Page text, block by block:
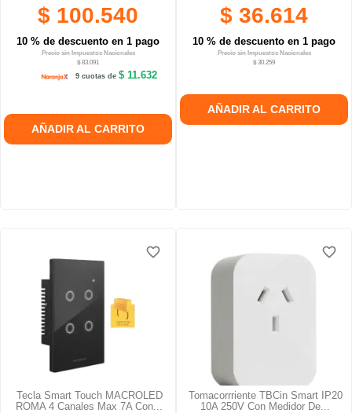
$ 100.540
10 % de descuento en 1 pago
Precio sin Impuestos Nacionales
$ 83.091
9 cuotas de $ 11.632
AÑADIR AL CARRITO
$ 36.614
10 % de descuento en 1 pago
Precio sin Impuestos Nacionales
$ 30.259
AÑADIR AL CARRITO
Tecla Smart Touch MACROLED
ROMA 4 Canales Max 7A Con...
favorite_border
favorite_border
favorite_border
Tomacorrriente TBCin Smart IP20
10A 250V Con Medidor De...
favorite_border
favorite_border
favorite_border